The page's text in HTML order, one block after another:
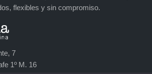
flexibles y sin compromiso.
7
1º M. 16